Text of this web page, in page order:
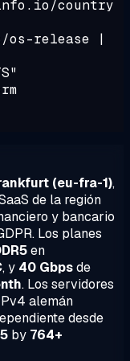
country
release |
(eu-fra-1),
de la región
y bancario
Los planes
en
, y 40 Gbpsde
. Los servidores
alemán
desde
by 764+